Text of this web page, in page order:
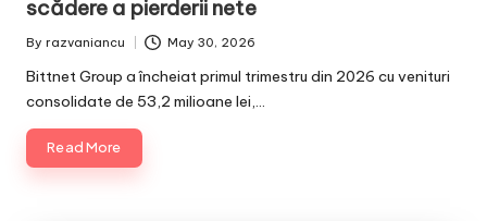
scădere a pierderii nete
Posted
By razvaniancu May 30, 2026
Bittnet Group a încheiat primul trimestru din 2026 cu venituri
consolidate de 53,2 milioane lei,…
Read More